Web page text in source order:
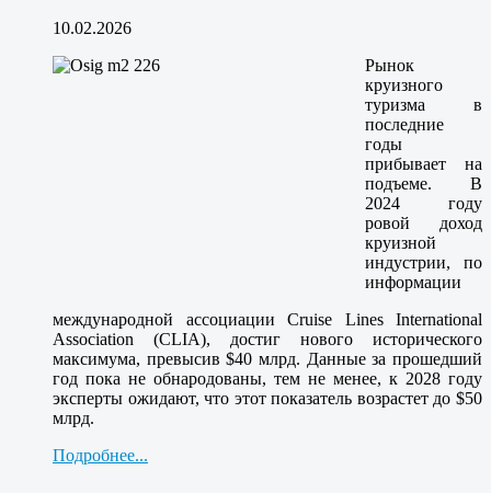
10.02.2026
Рынок
круизного
туризма в
последние
годы
прибывает на
подъеме. В
2024 году
ровой доход
круизной
индустрии, по
информации
международной ассоциации Cruise Lines International
Association (CLIA), достиг нового исторического
максимума, превысив $40 млрд. Данные за прошедший
год пока не обнародованы, тем не менее, к 2028 году
эксперты ожидают, что этот показатель возрастет до $50
млрд.
Подробнее...